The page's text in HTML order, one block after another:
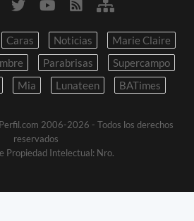
Caras Noticias
Marie Claire
Parabrisas
Supercampo
Mia Lunateen BATimes
2006-2026 - Todos los derechos
reservados
Propiedad Intelectual: Nro.